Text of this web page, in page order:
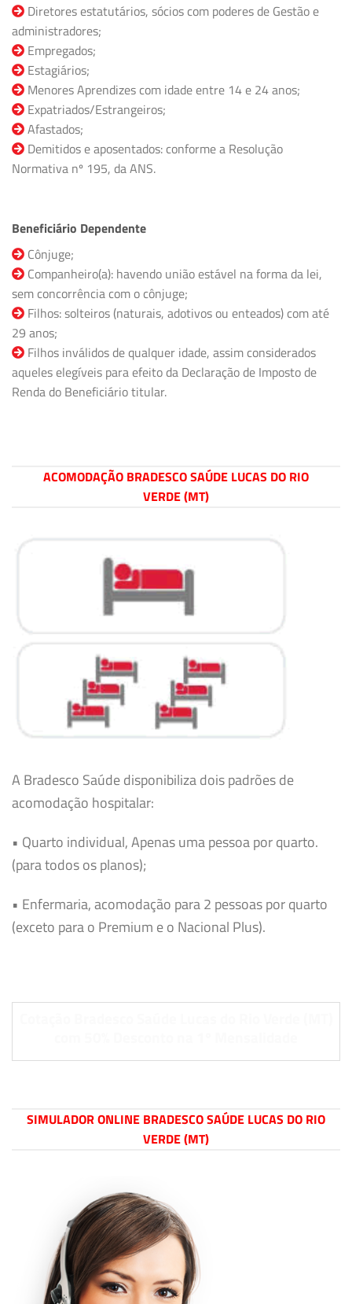
Diretores estatutários, sócios com poderes de Gestão e
administradores;
Empregados;
Estagiários;
Menores Aprendizes com idade entre 14 e 24 anos;
Expatriados/Estrangeiros;
Afastados;
Demitidos e aposentados: conforme a Resolução
Normativa nº 195, da ANS.
Beneficiário Dependente
Cônjuge;
Companheiro(a): havendo união estável na forma da lei,
sem concorrência com o cônjuge;
Filhos: solteiros (naturais, adotivos ou enteados) com até
29 anos;
Filhos inválidos de qualquer idade, assim considerados
aqueles elegíveis para efeito da Declaração de Imposto de
Renda do Beneficiário titular.
ACOMODAÇÃO BRADESCO SAÚDE LUCAS DO RIO
VERDE (MT)
A Bradesco Saúde disponibiliza dois padrões de
acomodação hospitalar:
• Quarto individual, Apenas uma pessoa por quarto.
(para todos os planos);
• Enfermaria, acomodação para 2 pessoas por quarto
(exceto para o Premium e o Nacional Plus).
SIMULADOR ONLINE BRADESCO SAÚDE LUCAS DO RIO
VERDE (MT)